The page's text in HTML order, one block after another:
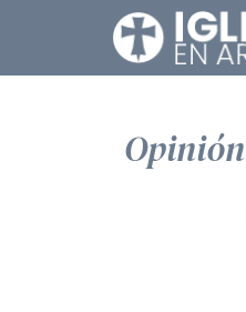
Opinión